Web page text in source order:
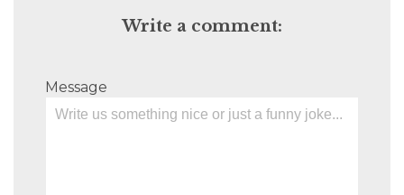
Write a comment:
Message